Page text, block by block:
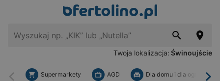
Twoja lokalizacja: Świnoujście
Supermarkety AGD Dla domu i dla ogrodu